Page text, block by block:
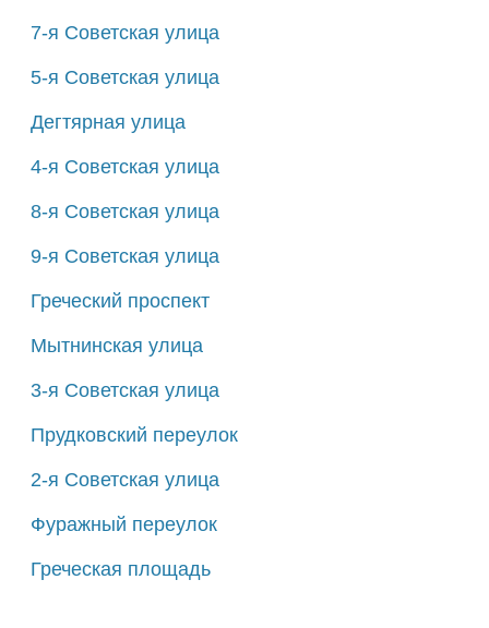
7-я Советская улица
5-я Советская улица
Дегтярная улица
4-я Советская улица
8-я Советская улица
9-я Советская улица
Греческий проспект
Мытнинская улица
3-я Советская улица
Прудковский переулок
2-я Советская улица
Фуражный переулок
Греческая площадь